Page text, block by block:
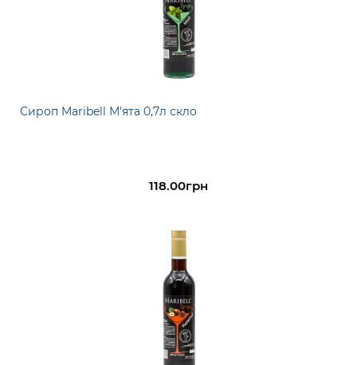
Сироп Maribell М'ята 0,7л скло
118.00грн